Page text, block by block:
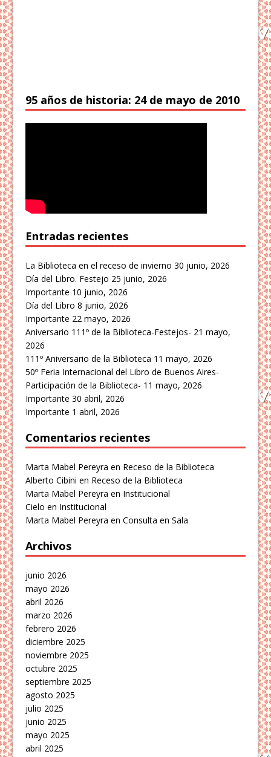
95 años de historia: 24 de mayo de 2010
Entradas recientes
La Biblioteca en el receso de invierno 30 junio, 2026
Día del Libro. Festejo 25 junio, 2026
Importante 10 junio, 2026
Día del Libro 8 junio, 2026
Importante 22 mayo, 2026
Aniversario 111º de la Biblioteca-Festejos- 21 mayo,
2026
111º Aniversario de la Biblioteca 11 mayo, 2026
50º Feria Internacional del Libro de Buenos Aires-
Participación de la Biblioteca- 11 mayo, 2026
Importante 30 abril, 2026
Importante 1 abril, 2026
Comentarios recientes
Marta Mabel Pereyra en Receso de la Biblioteca
Alberto Cibini en Receso de la Biblioteca
Marta Mabel Pereyra en Institucional
Cielo en Institucional
Marta Mabel Pereyra enConsulta en Sala
Archivos
junio 2026
mayo 2026
abril 2026
marzo 2026
febrero 2026
diciembre 2025
noviembre 2025
octubre 2025
septiembre 2025
agosto 2025
julio 2025
junio 2025
mayo 2025
abril 2025